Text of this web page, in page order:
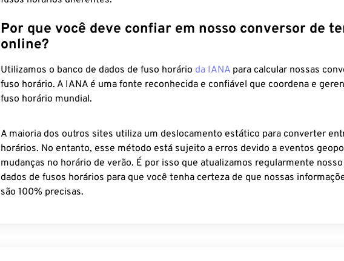
Por que você deve confiar em nosso conversor de
online?
Utilizamos o banco de dados de fuso horário da IANA para calcular nossas
fuso horário. A IANA é uma fonte reconhecida e confiável que coordena e
fuso horário mundial.
A maioria dos outros sites utiliza um deslocamento estático para converter
horários. No entanto, esse método está sujeito a erros devido a eventos
mudanças no horário de verão. É por isso que atualizamos regularmente
dados de fusos horários para que você tenha certeza de que nossas
são 100% precisas.